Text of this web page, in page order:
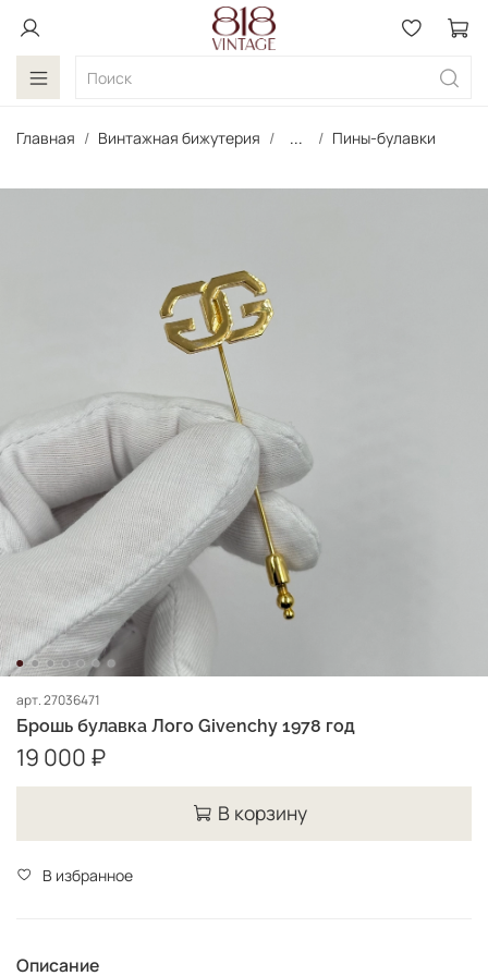
Главная Винтажная бижутерия ... Пины-булавки
арт.27036471
Брошь булавка Лого Givenchy 1978 год
19 000 ₽
В корзину
В избранное
Описание